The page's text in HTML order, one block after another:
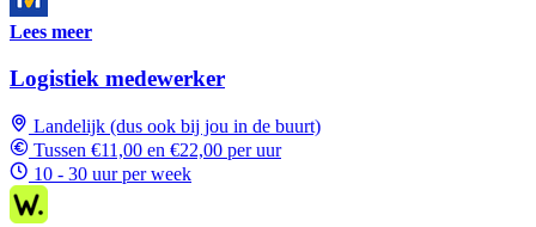
Lees meer
Logistiek medewerker
Landelijk (dus ook bij jou in de buurt)
Tussen €11,00 en €22,00 per uur
10 - 30 uur per week